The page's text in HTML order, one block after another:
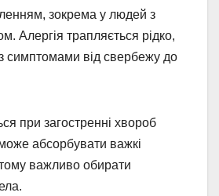
зокрема у людей з
Алергія трапляється рідко,
від свербежу до
при загостренні хвороб
абсорбувати важкі
важливо обирати